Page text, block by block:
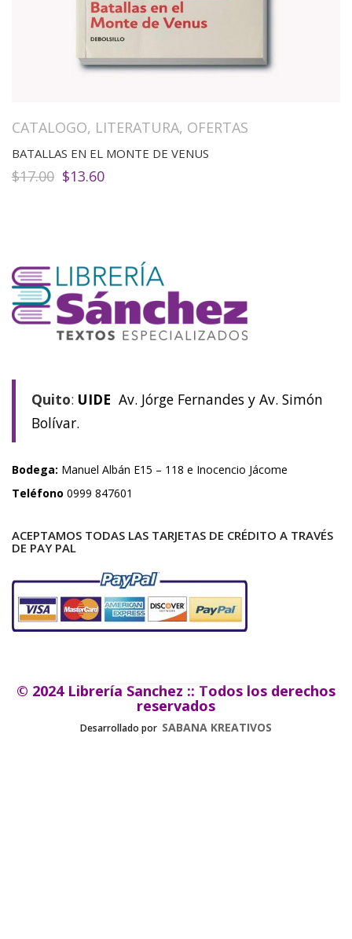
CATALOGO, LITERATURA, OFERTAS
BATALLAS EN EL MONTE DE VENUS
$17.00 El
$13.60El
Quito: UIDE Av. Jórge Fernandes y Av. Simón
Bolívar.
Bodega: Manuel Albán E15 – 118 e Inocencio Jácome
Teléfono 0999 847601
ACEPTAMOS TODAS LAS TARJETAS DE CRÉDITO A TRAVÉS
DE PAY PAL
© 2024 Librería Sanchez :: Todos los derechos
reservados
Desarrollado por SABANA KREATIVOS